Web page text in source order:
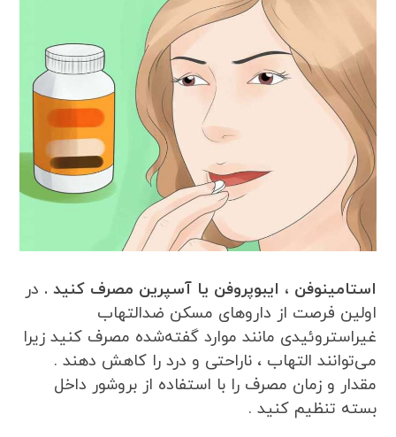
استامینوفن ، ایبوپروفن یا آسپرین مصرف کنید . در
اولین فرصت از داروهای مسکن ضدالتهاب
غیراستروئیدی مانند موارد گفته‌شده مصرف کنید زیرا
می‌توانند التهاب ، ناراحتی و درد را کاهش دهند .
مقدار و زمان مصرف را با استفاده از بروشور داخل
بسته تنظیم کنید .